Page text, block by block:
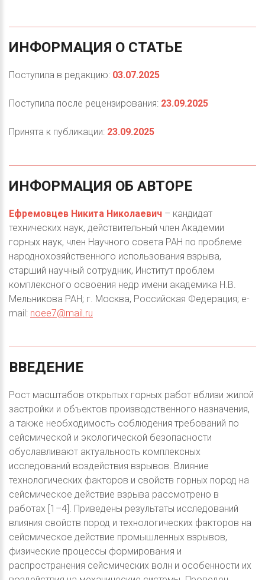
ИНФОРМАЦИЯ О СТАТЬЕ
Поступила в редакцию: 03.07.2025
Поступила после рецензирования: 23.09.2025
Принята к публикации: 23.09.2025
ИНФОРМАЦИЯ ОБ АВТОРЕ
Ефремовцев Никита Николаевич – кандидат
технических наук, действительный член Академии
горных наук, член Научного совета РАН по проблеме
народнохозяйственного использования взрыва,
старший научный сотрудник, Институт проблем
комплексного освоения недр имени академика Н.В.
Мельникова РАН; г. Москва, Российская Федерация; e-
mail: noee7@mail.ru
ВВЕДЕНИЕ
Рост масштабов открытых горных работ вблизи жилой
застройки и объектов производственного назначения,
а также необходимость соблюдения требований по
сейсмической и экологической безопасности
обуславливают актуальность комплексных
исследований воздействия взрывов. Влияние
технологических факторов и свойств горных пород на
сейсмическое действие взрыва рассмотрено в
работах [1–4]. Приведены результаты исследований
влияния свойств пород и технологических факторов на
сейсмическое действие промышленных взрывов,
физические процессы формирования и
распространения сейсмических волн и особенности их